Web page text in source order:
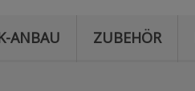
ANBAU ZUBEHÖR